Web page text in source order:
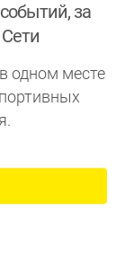
за
одном месте